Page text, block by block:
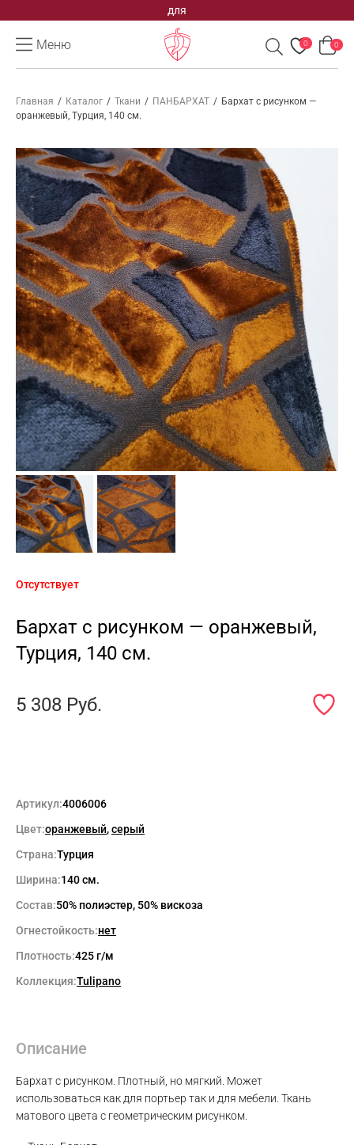
для
Меню 0 0
Главная / Каталог / Ткани / ПАНБАРХАТ / Бархат с рисунком —
оранжевый, Турция, 140 см.
Отсутствует
Бархат с рисунком — оранжевый,
Турция, 140 см.
5 308 Руб.
Артикул:4006006
Цвет:оранжевый,серый
Страна:Турция
Ширина:140 см.
Состав:50% полиэстер, 50% вискоза
Огнестойкость:нет
Плотность:425 г/м
Коллекция:Tulipano
Описание
Бархат с рисунком. Плотный, но мягкий. Может
использоваться как для портьер так и для мебели. Ткань
матового цвета с геометрическим рисунком.
Max